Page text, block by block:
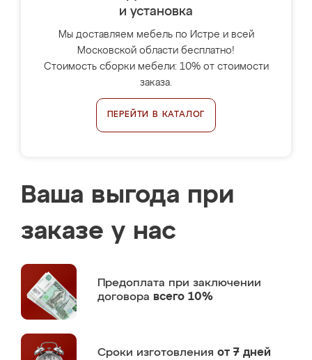
и установка
Мы доставляем мебель по Истре и всей
Московской области бесплатно!
Стоимость сборки мебели: 10% от стоимости
заказа.
ПЕРЕЙТИ В КАТАЛОГ
Ваша выгода при
заказе у нас
Предоплата при заключении
договора всего 10%
Сроки изготовления от 7 дней